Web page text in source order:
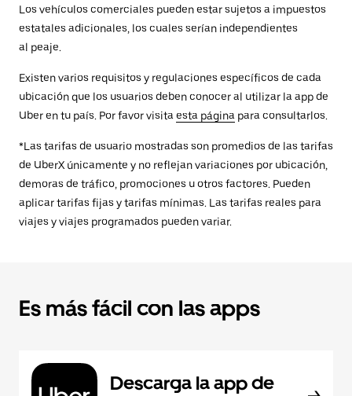
Los vehículos comerciales pueden estar sujetos a impuestos
estatales adicionales, los cuales serían independientes
al peaje.
Existen varios requisitos y regulaciones específicos de cada
ubicación que los usuarios deben conocer al utilizar la app de
Uber en tu país. Por favor visitaesta página para consultarlos.
*Las tarifas de usuario mostradas son promedios de las tarifas
de UberX únicamente y no reflejan variaciones por ubicación,
demoras de tráfico, promociones u otros factores. Pueden
aplicar tarifas fijas y tarifas mínimas. Las tarifas reales para
viajes y viajes programados pueden variar.
Es más fácil con las apps
Descarga la app de